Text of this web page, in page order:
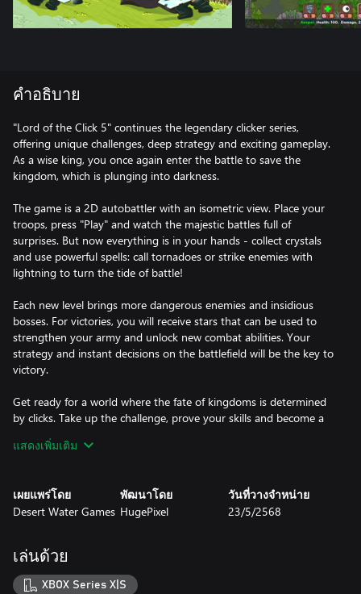
คำอธิบาย
"Lord of the Click 5" continues the legendary clicker series,
offering unique challenges, deep strategy and exciting gameplay.
As a wise king, you once again enter the battle to save the
kingdom, which is plunging into darkness.
The game is a 2D autobattler with an isometric view. Place your
troops, press "Play" and watch the majestic battles full of
surprises. But now everything is in your hands - collect crystals
and use powerful spells: call tornadoes or strike enemies with
lightning to turn the tide of battle!
Each new level brings more dangerous enemies and insidious
bosses. For victories, you will receive stars that can be used to
strengthen your army and unlock new combat abilities. Your
strategy and instant decisions on the battlefield will be the key to
victory.
Get ready for a world where the fate of kingdoms is determined
by clicks. Take up the challenge, prove your skills and become a
แสดงเพิ่มเติม
เผยแพร่โดย
Desert Water Games
พัฒนาโดย
HugePixel
วันที่วางจำหน่าย
23/5/2568
เล่นด้วย
XBOX Series X|S